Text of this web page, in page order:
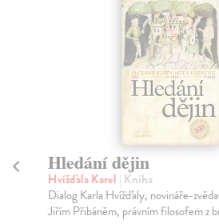
Hledání dějin
Hvížďala Karel | Kniha
Dialog Karla Hvížďaly, novináře-
Jiřím Přibáněm, právním filosofem z